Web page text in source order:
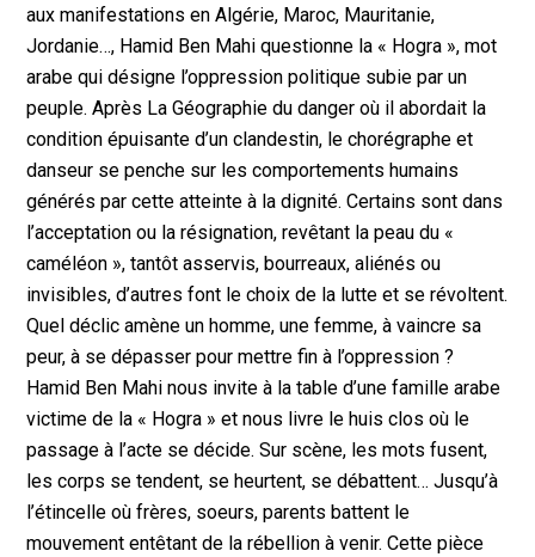
aux manifestations en Algérie, Maroc, Mauritanie,
Jordanie…, Hamid Ben Mahi questionne la « Hogra », mot
arabe qui désigne l’oppression politique subie par un
peuple. Après La Géographie du danger où il abordait la
condition épuisante d’un clandestin, le chorégraphe et
danseur se penche sur les comportements humains
générés par cette atteinte à la dignité. Certains sont dans
l’acceptation ou la résignation, revêtant la peau du «
caméléon », tantôt asservis, bourreaux, aliénés ou
invisibles, d’autres font le choix de la lutte et se révoltent.
Quel déclic amène un homme, une femme, à vaincre sa
peur, à se dépasser pour mettre fin à l’oppression ?
Hamid Ben Mahi nous invite à la table d’une famille arabe
victime de la « Hogra » et nous livre le huis clos où le
passage à l’acte se décide. Sur scène, les mots fusent,
les corps se tendent, se heurtent, se débattent… Jusqu’à
l’étincelle où frères, soeurs, parents battent le
mouvement entêtant de la rébellion à venir. Cette pièce